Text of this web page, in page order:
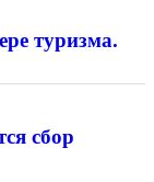
туризма.
сбор